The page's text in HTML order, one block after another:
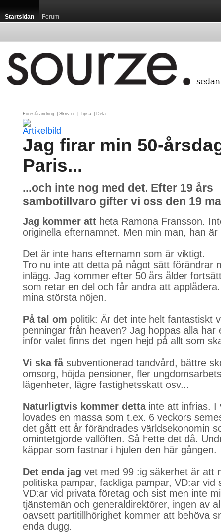
Startsidan Forum
Föreslå ändring Skriv ut Tipsa Dela
Jag firar min 50-
Paris...
...och inte nog med det. Efter 19 års
sambotillvaro gifter vi oss den 19
Jag kommer att heta Ramona Fransson.
originella efternamnet. Men min man, han är
Det är inte hans efternamn som är viktigt.
Tro nu inte att detta på något sätt förändrar
inlägg. Jag kommer efter 50 års ålder
som retar en del och får andra att
mina största nöjen.
På tal om politik: Är det inte helt fantastiskt
penningar från heaven? Jag hoppas alla har
inför valet finns det ingen hejd på allt som
Vi ska fåsubventionerad tandvård, bättre
omsorg, höjda pensioner, fler
lägenheter, lägre fastighetsskatt osv...
Naturligtvis kommer dettainte att infrias. I
lovades en massa som t.ex. 6 veckors
det gått ett år förändrades världsekonomin
omintetgjorde vallöften. Så hette det då.
käppar som fastnar i hjulen den här gången.
Det enda jag vet med 99 :ig säkerhet är att
politiska pampar, fackliga pampar, VD:ar vid
VD:ar vid privata företag och sist men inte
tjänstemän och generaldirektörer, ingen av
oavsett partitillhörighet kommer att behöva
enda dugg.